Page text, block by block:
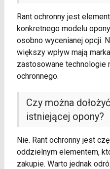
Rant ochronny jest
konkretnego modelu
osobno wycenianej opcji.
większy wpływ mają
zastosowane technologie
ochronnego.
Czy można
istniejącej opony?
Nie. Rant ochronny jest
oddzielnym elementem,
zakupie. Warto jednak